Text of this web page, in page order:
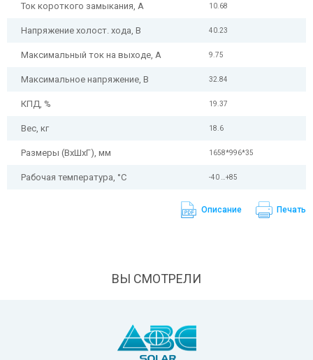
Ток короткого замыкания, А 10.68
Напряжение холост. хода, В 40.23
Максимальный ток на выходе, А 9.75
Максимальное напряжение, В 32.84
КПД, % 19.37
Вес, кг 18.6
Размеры (ВхШхГ), мм 1658*996*35
Рабочая температура, °С -40 …+85
Печать
Описание
ВЫ СМОТРЕЛИ